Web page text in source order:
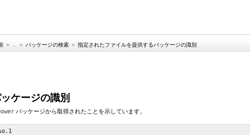
» ... » パッケージの検索 » 指定されたファイルを提供するパッケージの識別
ケージの識別
パッケージから取得されたことを示しています。